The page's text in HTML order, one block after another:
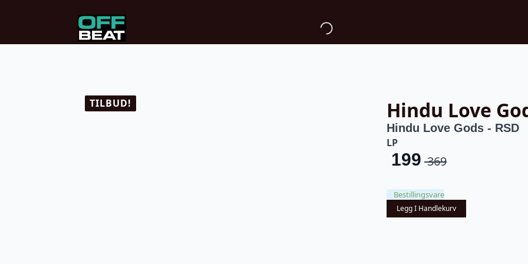
TILBUD! Hindu Love
Hindu Love Gods - RSD
LP
369
Opprinnelig
pris
var:
199
Nåværende
pris
er:
Bestillingsvare
Legg I Handlekurv